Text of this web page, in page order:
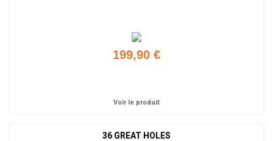
199,90 €
Voir le produit
36 GREAT HOLES